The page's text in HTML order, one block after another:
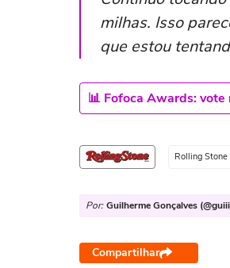
milhas. Isso
que estou
📊 Fofoca Awards:
Rolling Stone
Por: Guilherme Gonçalves
Compartilhar